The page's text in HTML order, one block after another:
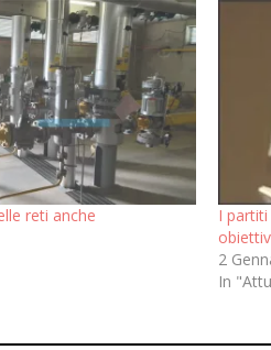
reti anche
I
2
In